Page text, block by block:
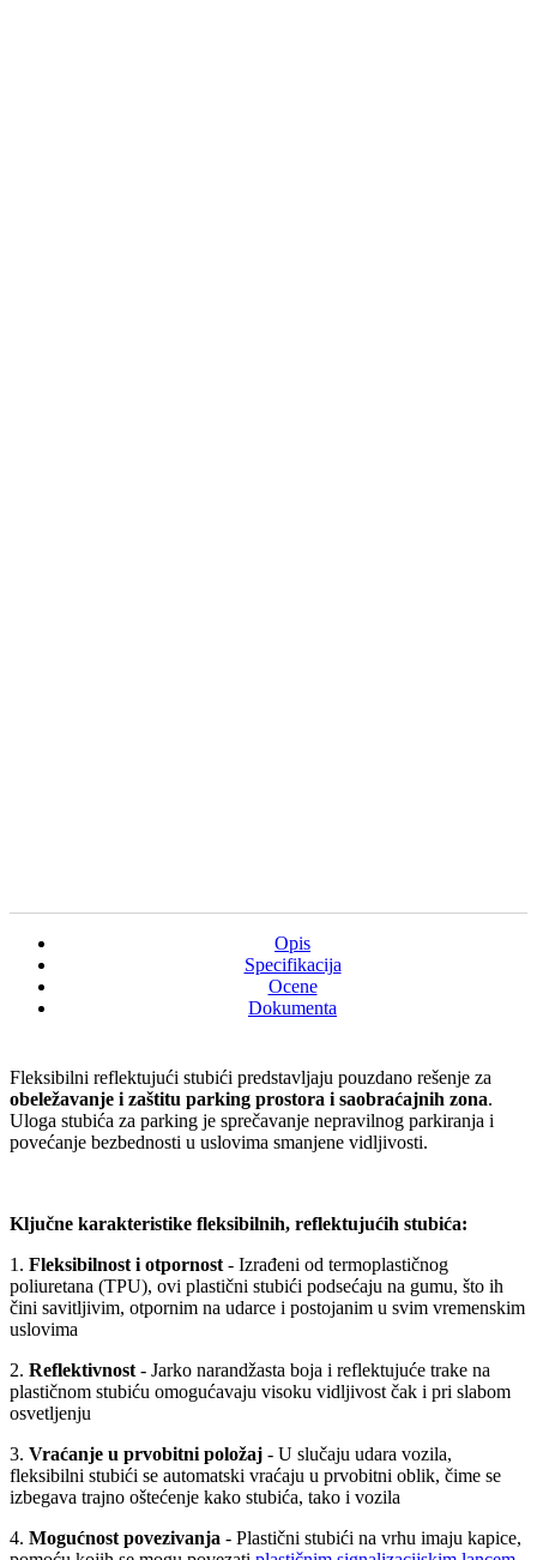
Opis
Specifikacija
Ocene
Dokumenta
Fleksibilni reflektujući stubići predstavljaju pouzdano rešenje za
obeležavanje i zaštitu parking prostora i saobraćajnih zona.
Uloga stubića za parking je sprečavanje nepravilnog parkiranja i
povećanje bezbednosti u uslovima smanjene vidljivosti.
Ključne karakteristike fleksibilnih, reflektujućih stubića:
1. Fleksibilnost i otpornost - Izrađeni od termoplastičnog
poliuretana (TPU), ovi plastični stubići podsećaju na gumu, što ih
čini savitljivim, otpornim na udarce i postojanim u svim vremenskim
uslovima
2. Reflektivnost - Jarko narandžasta boja i reflektujuće trake na
plastičnom stubiću omogućavaju visoku vidljivost čak i pri slabom
osvetljenju
3. Vraćanje u prvobitni položaj - U slučaju udara vozila,
fleksibilni stubići se automatski vraćaju u prvobitni oblik, čime se
izbegava trajno oštećenje kako stubića, tako i vozila
4. Mogućnost povezivanja - Plastični stubići na vrhu imaju kapice,